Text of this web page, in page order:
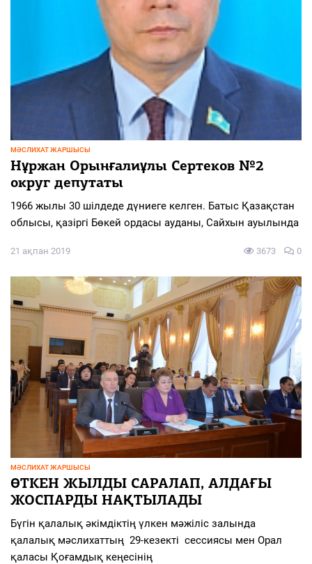
МӘСЛИХАТ ЖАРШЫСЫ
Нұржан Орынғалиұлы Сертеков №2
округ депутаты
1966 жылы 30 шілдеде дүниеге келген. Батыс Қазақстан
облысы, қазіргі Бөкей ордасы ауданы, Сайхын ауылында
21 ақпан 2019 3673 0
МӘСЛИХАТ ЖАРШЫСЫ
ӨТКЕН ЖЫЛДЫ САРАЛАП, АЛДАҒЫ
ЖОСПАРДЫ НАҚТЫЛАДЫ
Бүгін қалалық әкімдіктің үлкен мәжіліс залында
қалалық мәслихаттың 29-кезекті сессиясы мен Орал
қаласы Қоғамдық кеңесінің